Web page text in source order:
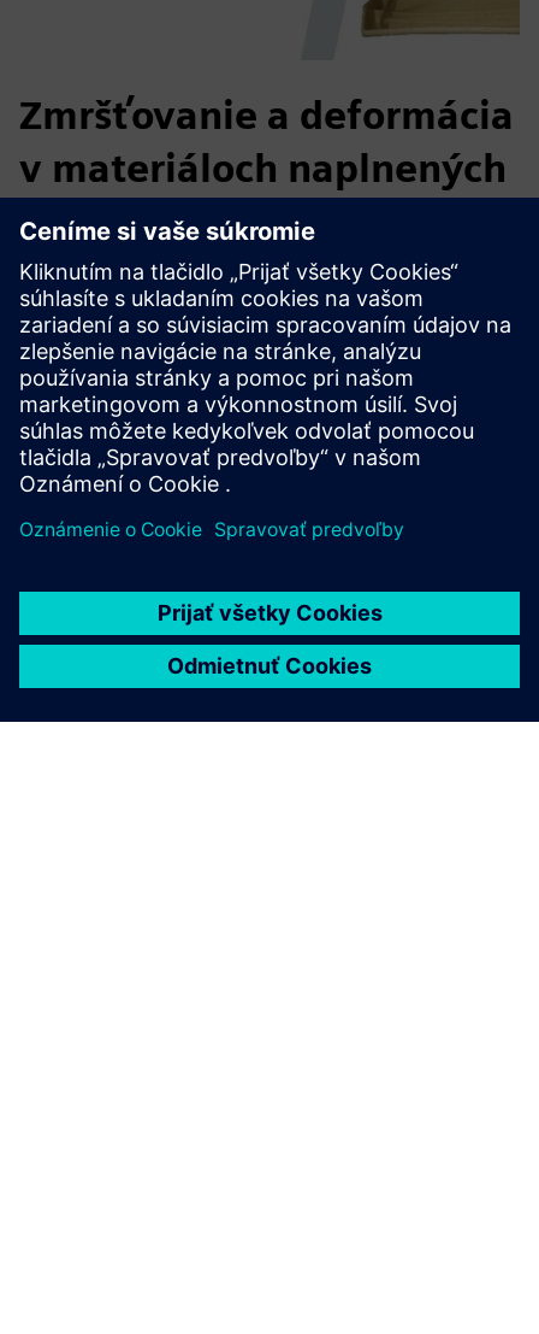
Zmršťovanie a deformácia
v materiáloch naplnených
vláknami
Výzva: Orientácia vlákien v plnených materiáloch vytvára
anizotropné účinky na zmršťovanie, deformáciu a
mechanický výkon.
Riešenie: Orientácia vlákien CADMOULD a simulácia
zmršťovania/deformácie predpovedala správanie dielu.
Výsledky: Simulácia zodpovedala meraniam v reálnom
svete a potvrdzuje presnosť.